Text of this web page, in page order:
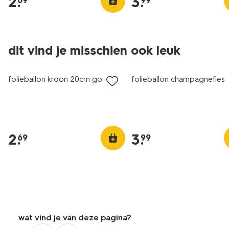
dit vind je misschien ook leuk
folieballon kroon 20cm goud
2.
69
folieballon champagnefles
3.
99
wat vind je van deze pagina?